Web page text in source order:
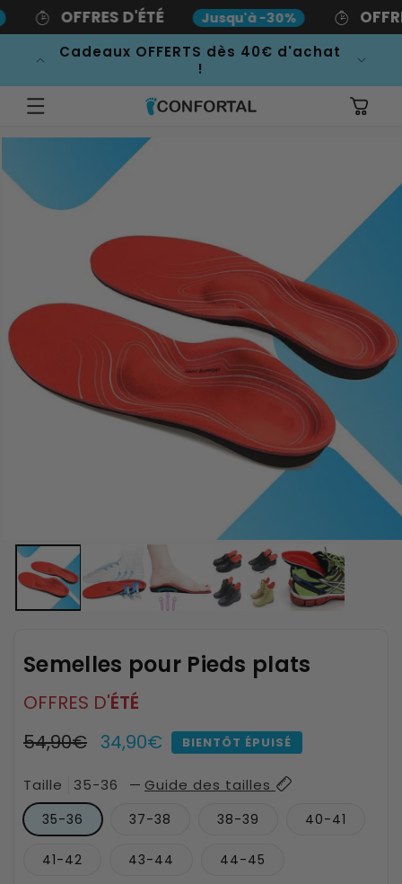
Ignorer et
passer au
contenu
OFFRES D'ÉTÉ Jusqu'à -30%
Cadeaux OFFERTS dès 40€ d'achat
!
Panier
Semelles pour Pieds plats
OFFRES D'ÉTÉ
Prix
54,90€ Prix
promotionnel
34,90€ BIENTÔT ÉPUISÉ
Taille 35-36 — Guide des tailles
35-36 37-38 38-39 40-41
41-42 43-44 44-45